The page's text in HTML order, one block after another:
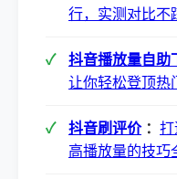
行，实测对比不
抖音播放量自助
让你轻松登顶热
抖音刷评价： 打
高播放量的技巧